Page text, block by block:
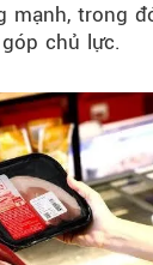
mạnh, trong
chủ lực.